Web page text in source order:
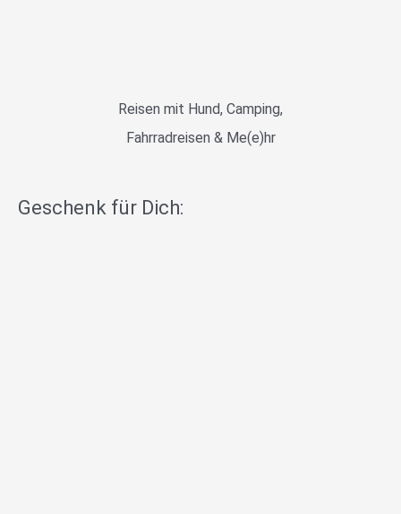
Reisen mit Hund, Camping,
Fahrradreisen & Me(e)hr
Geschenk für Dich: